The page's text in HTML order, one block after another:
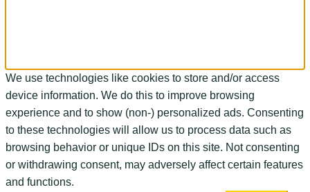
We use technologies like cookies to store and/or access
device information. We do this to improve browsing
experience and to show (non-) personalized ads. Consenting
to these technologies will allow us to process data such as
browsing behavior or unique IDs on this site. Not consenting
or withdrawing consent, may adversely affect certain features
and functions.